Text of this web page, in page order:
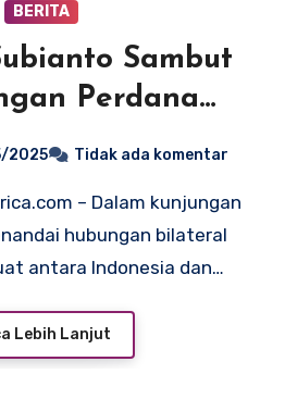
BERITA
Sambut
Perdana
Li Qiang di
2025 Tidak ada komentar
hubungan bilateral
antara Indonesia dan…
Lebih Lanjut